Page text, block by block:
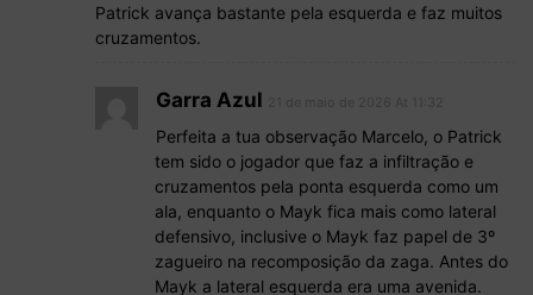
Patrick avança bastante pela esquerda e faz muitos
cruzamentos.
Garra Azul
Perfeita a tua observação Marcelo, o Patrick
tem sido o jogador que faz a infiltração e
cruzamentos pela ponta esquerda como um
ala, enquanto o Mayk fica mais como lateral
defensivo, inclusive o Mayk faz papel de 3º
zagueiro na recomposição da zaga. Antes do
Mayk a lateral esquerda era uma avenida.